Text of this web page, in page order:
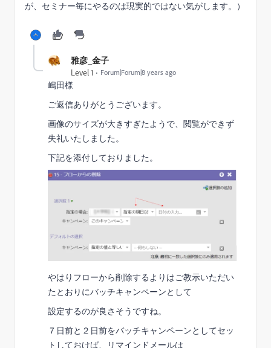
が、セミナー毎にやるのは現実的ではない気がします。）
雅彦_金子
Level 1 Forum|Forum|8 years ago
嶋田様
ご返信ありがとうございます。
画像のサイズが大きすぎたようで、閲覧ができず
失礼いたしました。
下記を添付しておりました。
やはりフローから削除するよりはご教示いただい
たとおりにバッチキャンペーンとして
設定するのが良さそうですね。
７日前と２日前をバッチキャンペーンとしてセッ
トしておけば、リマインドメールは